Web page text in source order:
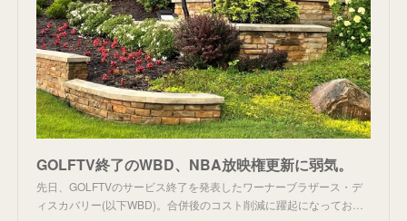
GOLFTV終了のWBD、NBA放映権更新に弱気。
先日、GOLFTVのサービス終了を発表したワーナーブラザース・デ
ィスカバリー(以下WBD)。合併後のコスト削減に躍起になってお…